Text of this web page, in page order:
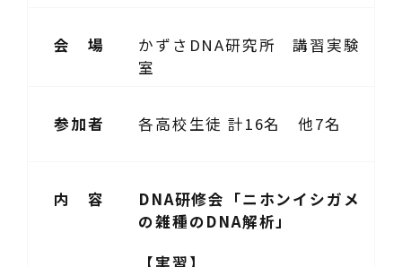
会 場
かずさDNA研究所 講習実験
室
参加者 各高校生徒 計16名 他7名
内 容
DNA研修会「ニホンイシガメ
の雑種のDNA解析」
【実習】